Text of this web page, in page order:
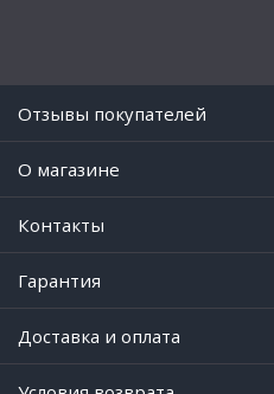
Отзывы покупателей
O магазине
Контакты
Гарантия
Доставка и оплата